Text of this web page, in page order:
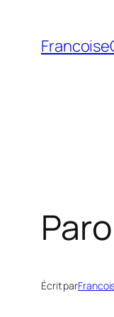
contenu
Écrit par